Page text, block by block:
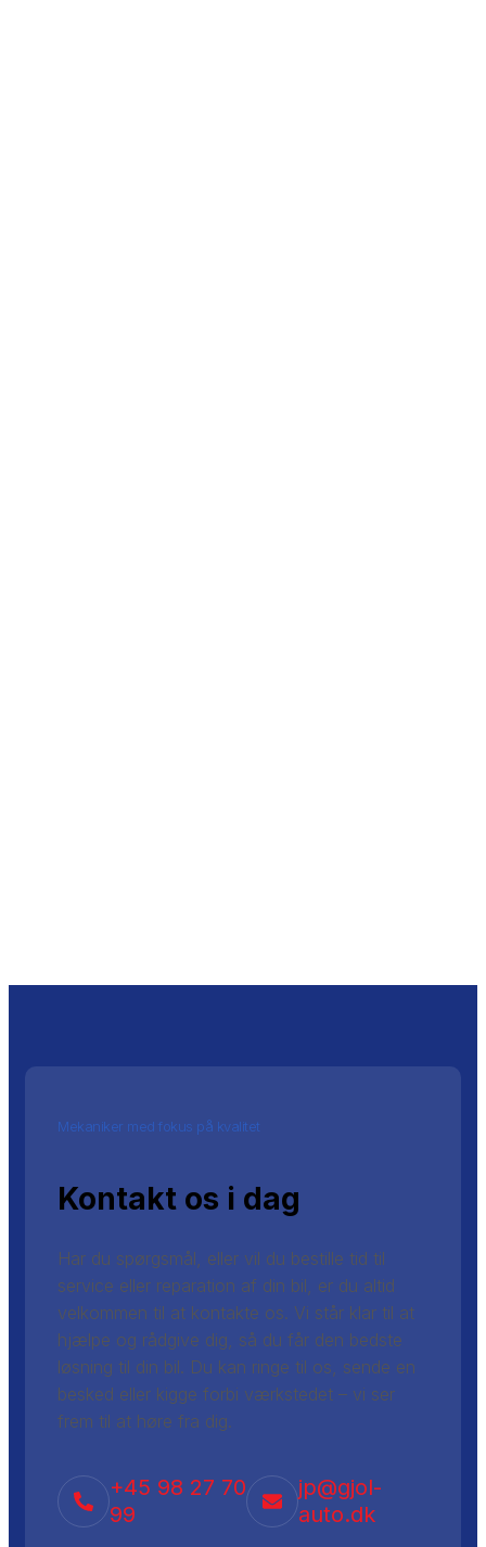
Mekaniker med fokus på kvalitet
Kontakt os i dag
Har du spørgsmål, eller vil du bestille tid til
service eller reparation af din bil, er du altid
velkommen til at kontakte os. Vi står klar til at
hjælpe og rådgive dig, så du får den bedste
løsning til din bil. Du kan ringe til os, sende en
besked eller kigge forbi værkstedet – vi ser
frem til at høre fra dig.
+45 98 27 70
99
jp@gjol-
auto.dk